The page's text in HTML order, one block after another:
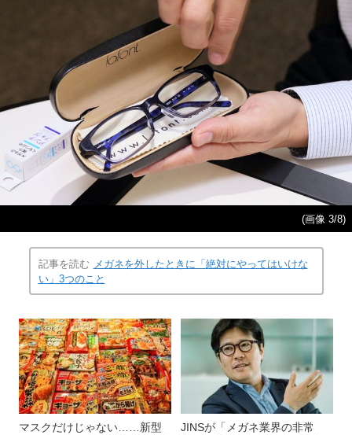
(画像 3/8)
記事を読む メガネを外したときに「絶対にやってはいけな
い」3つのこと
マスクだけじゃない……新型
JINSが「メガネ業界の非常